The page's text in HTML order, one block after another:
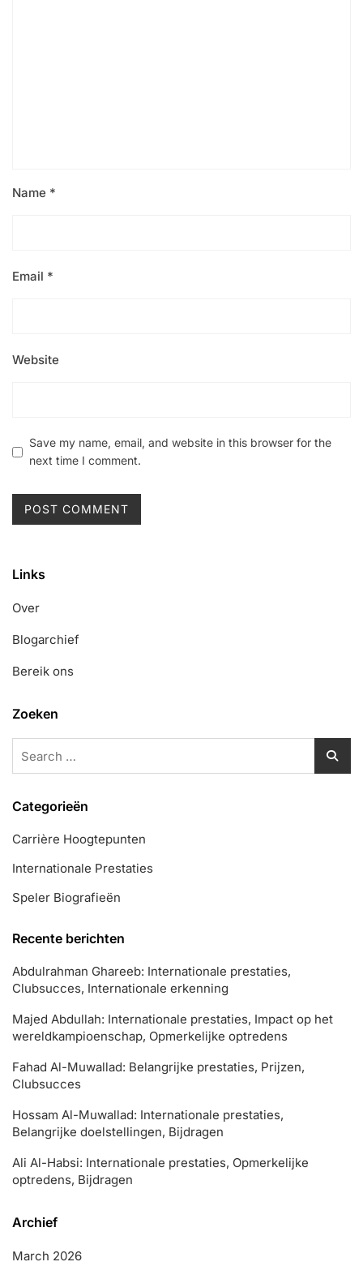
Name *
Email *
Website
Save my name, email, and website in this browser for the
next time I comment.
Links
Over
Blogarchief
Bereik ons
Zoeken
for:
Categorieën
Carrière Hoogtepunten
Internationale Prestaties
Speler Biografieën
Recente berichten
Abdulrahman Ghareeb: Internationale prestaties,
Clubsucces, Internationale erkenning
Majed Abdullah: Internationale prestaties, Impact op het
wereldkampioenschap, Opmerkelijke optredens
Fahad Al-Muwallad: Belangrijke prestaties, Prijzen,
Clubsucces
Hossam Al-Muwallad: Internationale prestaties,
Belangrijke doelstellingen, Bijdragen
Ali Al-Habsi: Internationale prestaties, Opmerkelijke
optredens, Bijdragen
Archief
March 2026